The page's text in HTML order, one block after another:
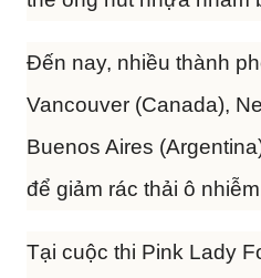
Đến nay, nhiều thành
Vancouver (Canada),
Buenos Aires
để giảm rác thải ô
Tại cuộc thi Pink Lady